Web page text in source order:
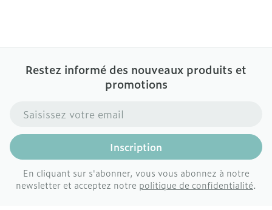
Restez informé des nouveaux produits et
promotions
Adresse mail
Inscription
En cliquant sur s'abonner, vous vous abonnez à notre
newsletter et acceptez notre politique de confidentialité.